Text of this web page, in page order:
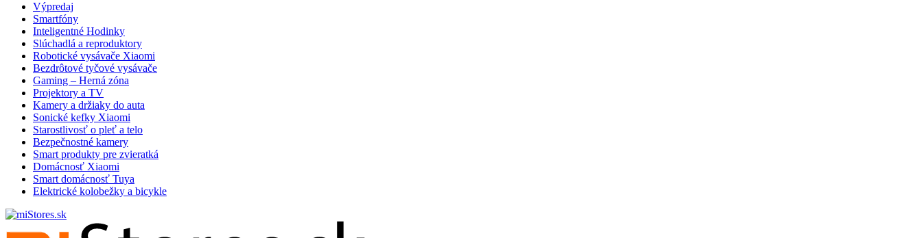
Výpredaj
Smartfóny
Inteligentné Hodinky
Slúchadlá a reproduktory
Robotické vysávače Xiaomi
Bezdrôtové tyčové vysávače
Gaming – Herná zóna
Projektory a TV
Kamery a držiaky do auta
Sonické kefky Xiaomi
Starostlivosť o pleť a telo
Bezpečnostné kamery
Smart produkty pre zvieratká
Domácnosť Xiaomi
Smart domácnosť Tuya
Elektrické kolobežky a bicykle